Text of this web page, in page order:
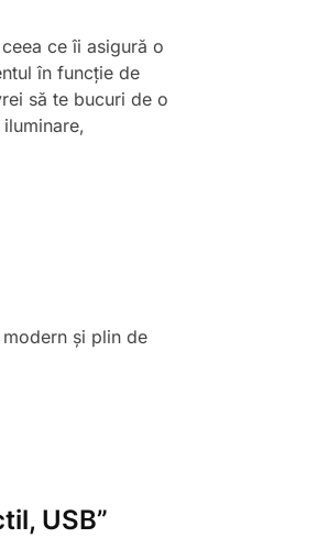
ce îi asigură o
în funcție de
să te bucuri de o
și plin de
USB”